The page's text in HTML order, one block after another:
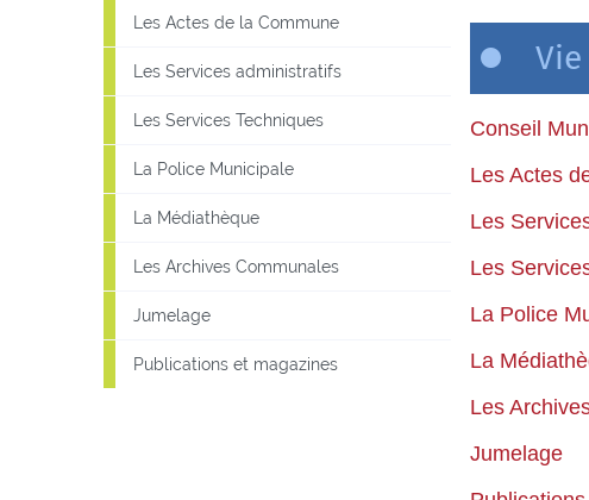
Conseil
Les Actes
Les
Les
La Police
La
Les
Jumelage
Les Actes de la Commune
Les Services administratifs
Les Services Techniques
La Police Municipale
La Médiathèque
Les Archives Communales
Jumelage
Publications et magazines